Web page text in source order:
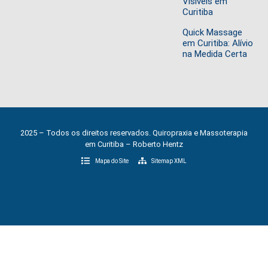
Curitiba
Quick Massage
em Curitiba: Alívio
na Medida Certa
2025 – Todos os direitos reservados. Quiropraxia e Massoterapia
em Curitiba – Roberto Hentz
Mapa do Site Sitemap XML